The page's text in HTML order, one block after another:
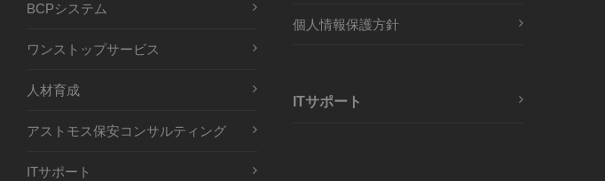
BCPシステム
ワンストップサービス
人材育成
アストモス保安コンサルティング
ITサポート
個人情報保護方針
ITサポート